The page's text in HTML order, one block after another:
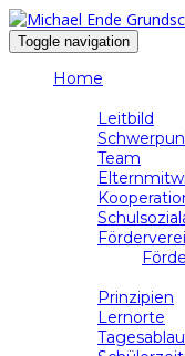
Toggle navigation
Home
Leitbild
Team
Prinzipien
Lernorte